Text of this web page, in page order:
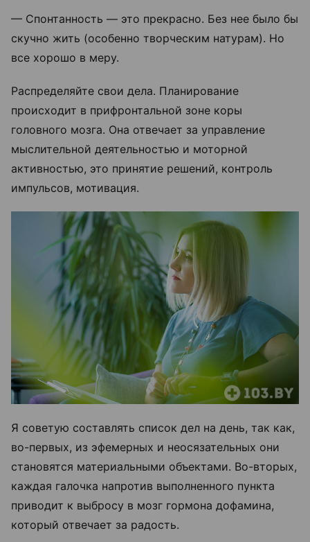
— Спонтанность — это прекрасно. Без нее было бы
скучно жить (особенно творческим натурам). Но
все хорошо в меру.
Распределяйте свои дела. Планирование
происходит в прифронтальной зоне коры
головного мозга. Она отвечает за управление
мыслительной деятельностью и моторной
активностью, это принятие решений, контроль
импульсов, мотивация.
Я советую составлять список дел на день, так как,
во-первых, из эфемерных и неосязательных они
становятся материальными объектами. Во-вторых,
каждая галочка напротив выполненного пункта
приводит к выбросу в мозг гормона дофамина,
который отвечает за радость.